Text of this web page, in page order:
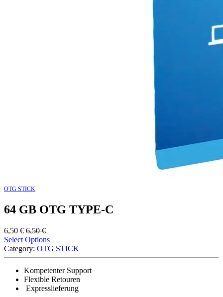
OTG STICK
64 GB OTG TYPE-C
6,50 € 6,50€
Select Options
Category: OTG STICK
Kompetenter Support
Flexible Retouren
Expresslieferung